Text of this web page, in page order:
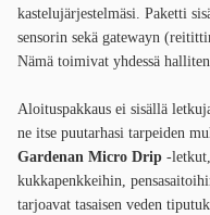
kastelujärjestelmäsi. Paketti
sensorin sekä gatewayn
Nämä toimivat yhdessä
Aloituspakkaus ei sisällä
ne itse puutarhasi tarpeiden
Gardenan Micro Drip -
kukkapenkkeihin,
tarjoavat tasaisen veden